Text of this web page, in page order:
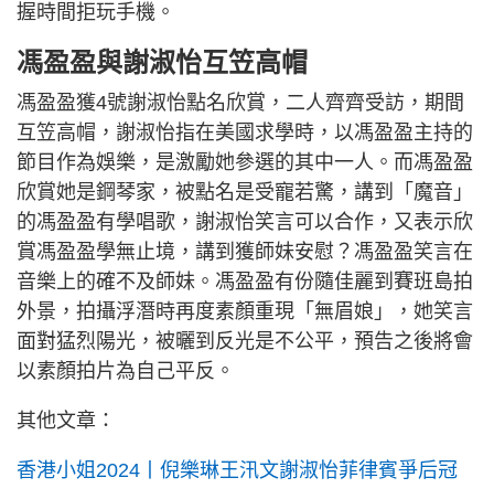
握時間拒玩手機。
馮盈盈與謝淑怡互笠高帽
馮盈盈獲4號謝淑怡點名欣賞，二人齊齊受訪，期間
互笠高帽，謝淑怡指在美國求學時，以馮盈盈主持的
節目作為娛樂，是激勵她參選的其中一人。而馮盈盈
欣賞她是鋼琴家，被點名是受寵若驚，講到「魔音」
的馮盈盈有學唱歌，謝淑怡笑言可以合作，又表示欣
賞馮盈盈學無止境，講到獲師妹安慰？馮盈盈笑言在
音樂上的確不及師妹。馮盈盈有份隨佳麗到賽班島拍
外景，拍攝浮潛時再度素顏重現「無眉娘」，她笑言
面對猛烈陽光，被曬到反光是不公平，預告之後將會
以素顏拍片為自己平反。
其他文章：
香港小姐2024丨倪樂琳王汛文謝淑怡菲律賓爭后冠